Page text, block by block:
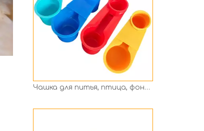
Ниппельная поилка для воды для птицы Ph-01 с конусным клапаном Autoamtic